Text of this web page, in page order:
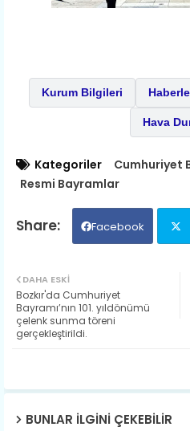
Kurum Bilgileri
Hava
Kategoriler Cumhuriyet
Resmi Bayramlar
Facebook
DAHA ESKI
Bozkır'da Cumhuriyet
Bayramı’nın 101. yıldönümü
çelenk sunma töreni
gerçekleştirildi.
BUNLAR ILGINI ÇEKEBILIR